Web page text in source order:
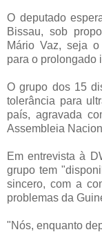
O deputado
Bissau, sob
Mário Vaz, seja
para o prolongado
O grupo dos 15
tolerância para
país, agravada
Assembleia
Em entrevista à
grupo tem
sincero, com a
problemas da
"Nós, enquanto